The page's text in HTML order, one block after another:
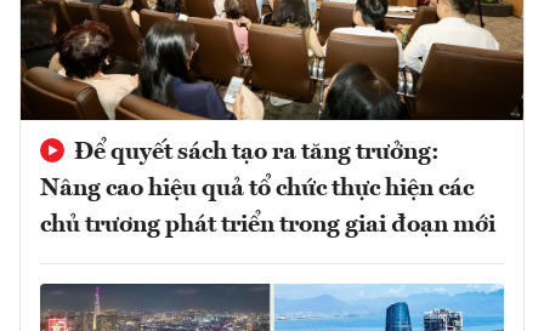
Để quyết sách tạo ra tăng trưởng:
Nâng cao hiệu quả tổ chức thực hiện các
chủ trương phát triển trong giai đoạn mới